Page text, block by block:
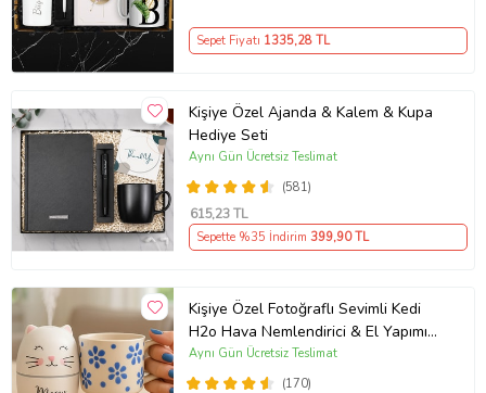
Sepet Fiyatı 1335,28 TL
Kişiye Özel Ajanda & Kalem & Kupa
Hediye Seti
(581)
Aynı Gün Ücretsiz Teslimat
615,23 TL
Sepette %35 İndirim 399,90 TL
Kişiye Özel Fotoğraflı Sevimli Kedi
H2o Hava Nemlendirici & El Yapımı
Kabartmalı Kupa
(170)
Aynı Gün Ücretsiz Teslimat